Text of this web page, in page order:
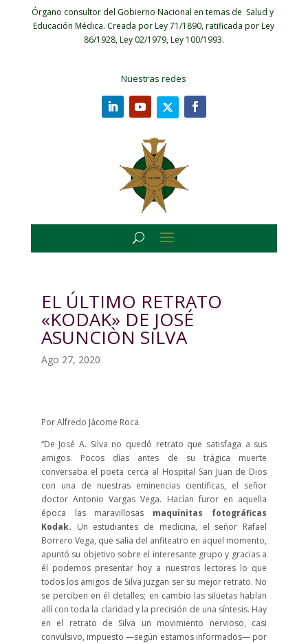
Órgano consultor del Gobierno Nacional en temas de Salud y
Educación Médica. Creada por Ley 71/1890, ratificada por Ley
86/1928, Ley 02/1979, Ley 100/1993.
Nuestras redes
EL ÚLTIMO RETRATO
«KODAK» DE JOSÉ
ASUNCIÒN SILVA
Ago 27, 2020
Por Alfredo Jácome Roca.
“De José A. Silva no quedó retrato que satisfaga a sus
amigos. Pocos días antes de su trágica muerte
conversaba el poeta cerca al Hospital San Juan de Dios
con una de nuestras eminencias científicas, el señor
doctor Antonio Vargas Vega. Hacían furor en aquella
época las maravillosas maquinitas fotográficas
Kodak. Un estudiantes de medicina, el señor Rafael
Borrero Vega, que salía del anfiteatro en aquel momento,
apuntó su objetivo sobre el interesante grupo y gracias a
él podemos presentar hoy a nuestros lectores lo que
todos los amigos de Silva juzgan ser su mejor retrato. No
se perciben en él detalles; en cambio las siluetas hablan
allí con toda la claridad y la precisión de una síntesis. Hay
en el retrato de Silva un movimiento nervioso, casi
convulsivo, impuesto —según estamos informados— por